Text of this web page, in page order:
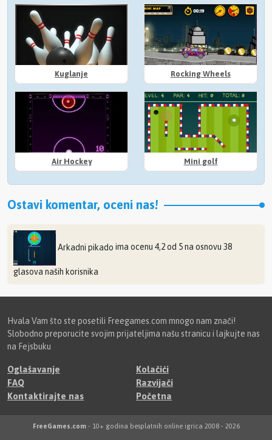
Kuglanje Rocking Wheels
Air Hockey Mini golf
Ostavi komentar, oceni nas!
Arkadni pikado ima ocenu 4,2od 5na osnovu 38
glasova naših korisnika
Hvala Vam što ste posetili Freegames.com mnogo nam znači!
Slobodno preporucite svojim prijateljima našu stranicu i lajkujte nas
na Fejsbuku
Oglašavanje
Kolačići
FAQ
Razvijači
Kontaktirajte nas
Početna
FreeGames.com- 10+ godina besplatnih online igrica 2008 - 2026